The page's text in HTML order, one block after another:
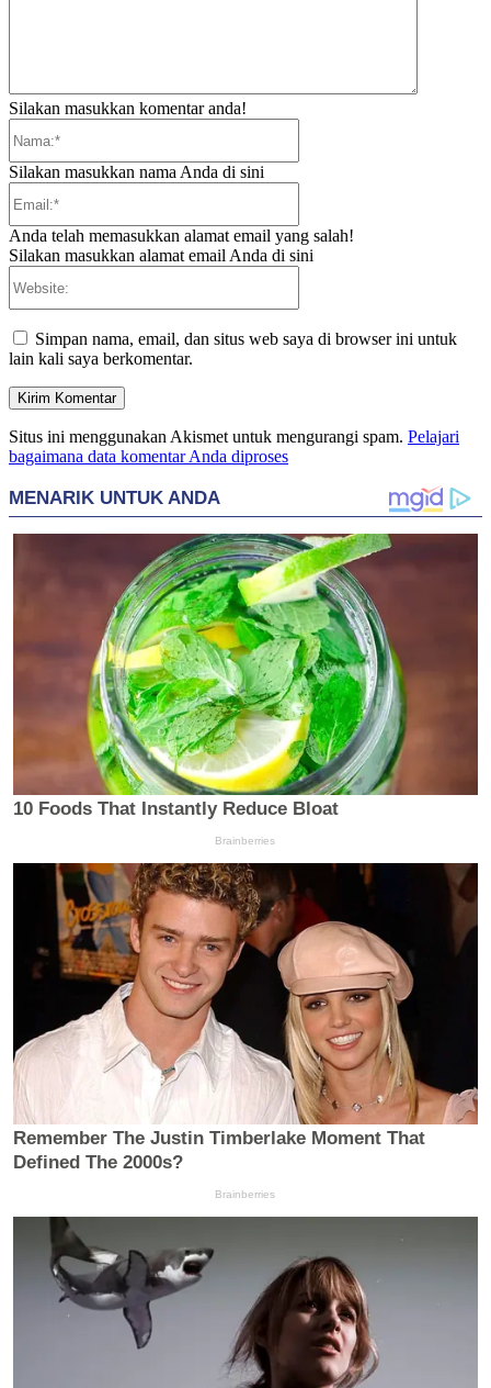
Silakan masukkan komentar anda!
Silakan masukkan nama Anda di sini
Anda telah memasukkan alamat email yang salah!
Silakan masukkan alamat email Anda di sini
Simpan nama, email, dan situs web saya di browser ini untuk
lain kali saya berkomentar.
Situs ini menggunakan Akismet untuk mengurangi spam. Pelajari
bagaimana data komentar Anda diproses